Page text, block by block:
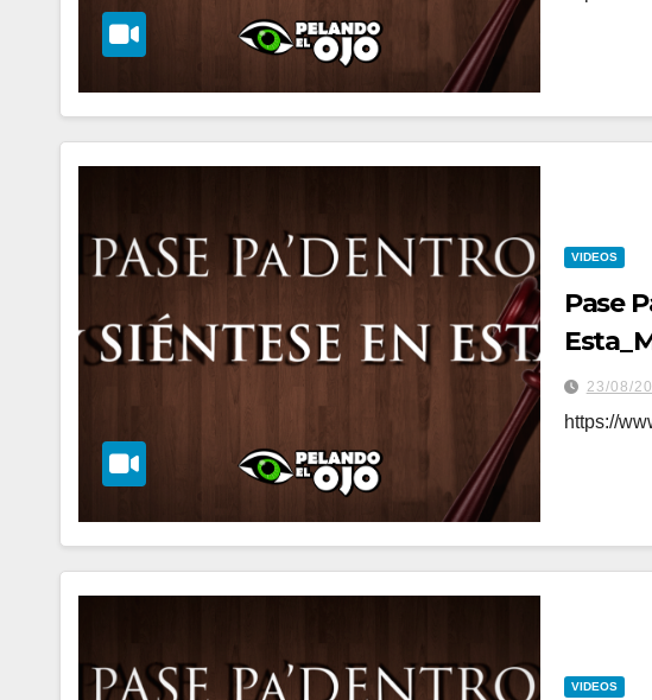
VIDEOS
Pase
perros
23/08/
https://
VIDEOS